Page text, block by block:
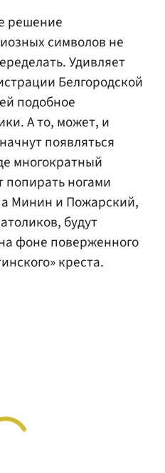
решение
символов не
Удивляет
Белгородской
подобное
А то, может, и
появляться
многократный
попирать ногами
Минин и Пожарский,
будут
фоне поверженного
креста.